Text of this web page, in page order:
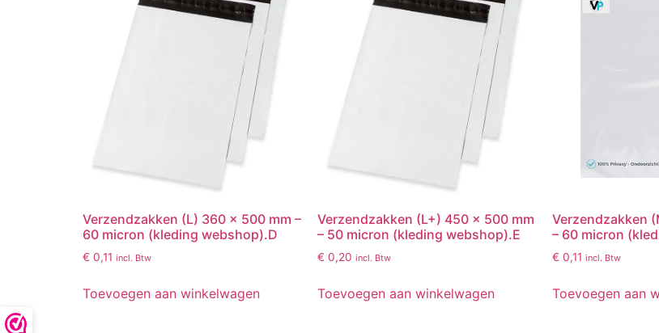
Verzendzakken (L) 360 x 500 mm –
60 micron (kleding webshop).D
€ 0,11 incl. Btw
Toevoegen aan winkelwagen
Verzendzakken (L+) 450 x 500 mm
– 50 micron (kleding webshop).E
€ 0,20 incl. Btw
Toevoegen aan winkelwagen
Verzendzakken
– 60 micron
€ 0,11 incl. Btw
Toevoegen aan